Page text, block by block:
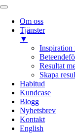
Om oss
Tjänster
▼
Inspiration
Resultat
Skapa
Habitud
Kundcase
Blogg
Nyhetsbrev
Kontakt
English